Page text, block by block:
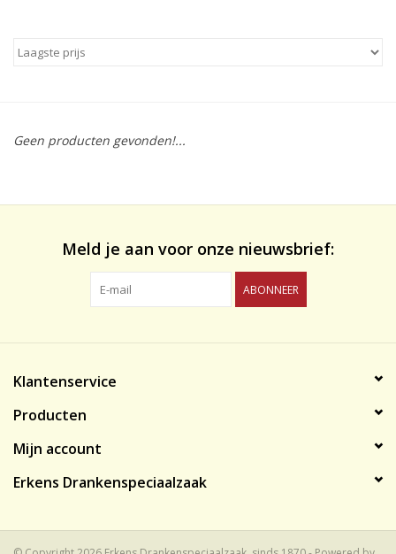
Barneveldse specialiteiten
Gedistilleerd &
Geen producten gevonden!...
Meld je aan voor onze nieuwsbrief:
ABONNEER
Klantenservice
Producten
Mijn account
Erkens Drankenspeciaalzaak